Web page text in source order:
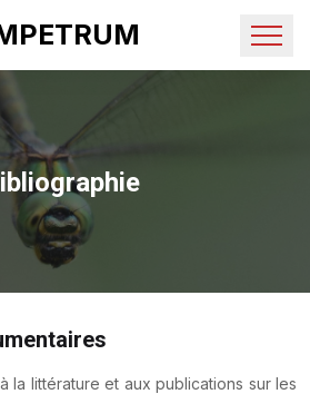
la littérature et aux publications sur les